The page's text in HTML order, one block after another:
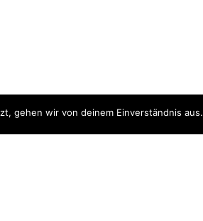
gehen wir von deinem Einverständnis aus.